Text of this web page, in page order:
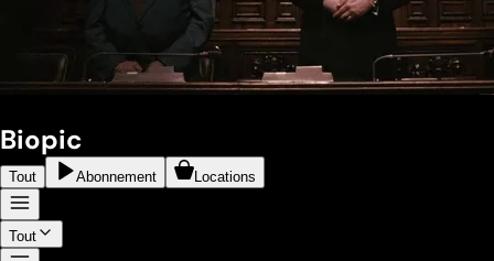
Biopic
Tout Abonnement Locations
Tout